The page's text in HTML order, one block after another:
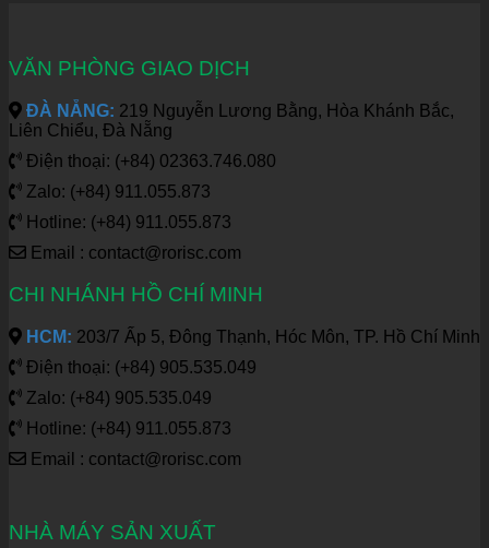
VĂN PHÒNG GIAO DỊCH
ĐÀ NẴNG: 219 Nguyễn Lương Bằng, Hòa Khánh Bắc,
Liên Chiểu, Đà Nẵng
Điện thoại: (+84) 02363.746.080
Zalo: (+84) 911.055.873
Hotline: (+84) 911.055.873
Email : contact@rorisc.com
CHI NHÁNH HỒ CHÍ MINH
HCM: 203/7 Ấp 5, Đông Thạnh, Hóc Môn, TP. Hồ Chí Minh
Điện thoại: (+84) 905.535.049
Zalo: (+84) 905.535.049
Hotline: (+84) 911.055.873
Email : contact@rorisc.com
NHÀ MÁY SẢN XUẤT